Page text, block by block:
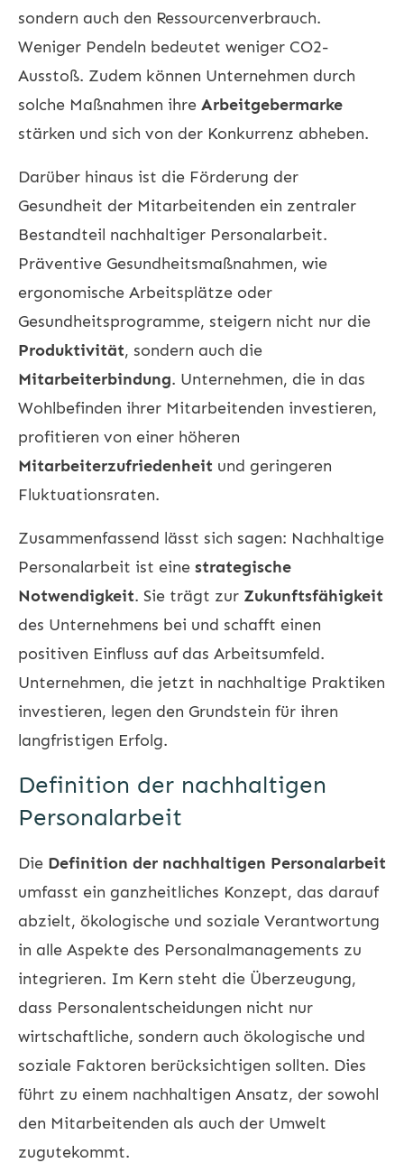
sondern auch den Ressourcenverbrauch.
Weniger Pendeln bedeutet weniger CO2-
Ausstoß. Zudem können Unternehmen durch
solche Maßnahmen ihre Arbeitgebermarke
stärken und sich von der Konkurrenz abheben.
Darüber hinaus ist die Förderung der
Gesundheit der Mitarbeitenden ein zentraler
Bestandteil nachhaltiger Personalarbeit.
Präventive Gesundheitsmaßnahmen, wie
ergonomische Arbeitsplätze oder
Gesundheitsprogramme, steigern nicht nur die
Produktivität, sondern auch die
Mitarbeiterbindung. Unternehmen, die in das
Wohlbefinden ihrer Mitarbeitenden investieren,
profitieren von einer höheren
Mitarbeiterzufriedenheit und geringeren
Fluktuationsraten.
Zusammenfassend lässt sich sagen: Nachhaltige
Personalarbeit ist eine strategische
Notwendigkeit. Sie trägt zur Zukunftsfähigkeit
des Unternehmens bei und schafft einen
positiven Einfluss auf das Arbeitsumfeld.
Unternehmen, die jetzt in nachhaltige Praktiken
investieren, legen den Grundstein für ihren
langfristigen Erfolg.
Definition der nachhaltigen
Personalarbeit
Die Definition der nachhaltigen Personalarbeit
umfasst ein ganzheitliches Konzept, das darauf
abzielt, ökologische und soziale Verantwortung
in alle Aspekte des Personalmanagements zu
integrieren. Im Kern steht die Überzeugung,
dass Personalentscheidungen nicht nur
wirtschaftliche, sondern auch ökologische und
soziale Faktoren berücksichtigen sollten. Dies
führt zu einem nachhaltigen Ansatz, der sowohl
den Mitarbeitenden als auch der Umwelt
zugutekommt.